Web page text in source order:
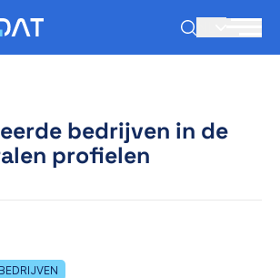
bedrijven in de
profielen